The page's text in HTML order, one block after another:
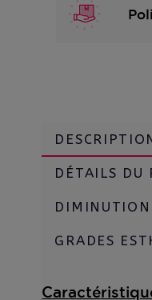
DÉTAILS DU
DIMINUTION
GRADES